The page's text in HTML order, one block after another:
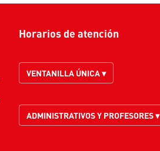
Horarios de atención
VENTANILLA ÚNICA ▾
ADMINISTRATIVOS Y PROFESORES ▾